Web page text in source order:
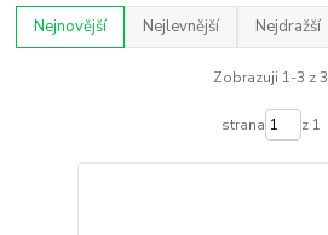
Nejnovější Nejlevnější Nejdražší
Zobrazuji 1-3 z 3
strana z 1